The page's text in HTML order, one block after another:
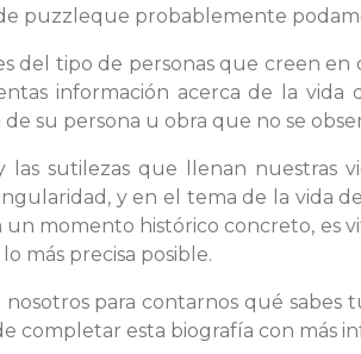
puzzleque probablemente
del tipo de personas que creen
información acerca de la vida
su persona u obra que no se
las sutilezas que llenan nuestras
y en el tema de la vida
un momento histórico concreto, es
más precisa posible.
para contarnos qué sabes
completar esta biografía con más